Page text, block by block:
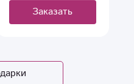
Заказать